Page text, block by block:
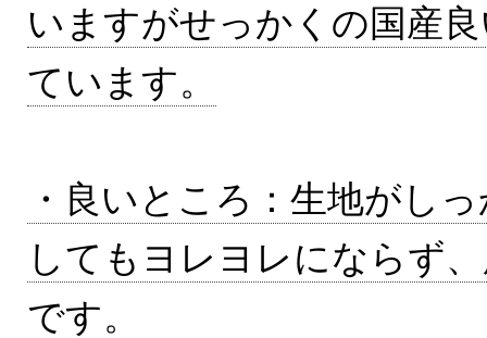
いますがせっかくの国産
ています。
・良いところ：生地がし
してもヨレヨレにならず
です。